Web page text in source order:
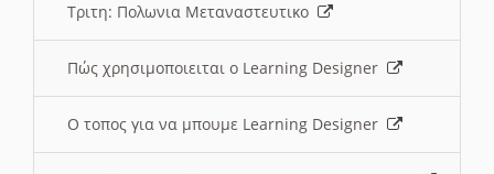
Τριτη: Πολωνια Μεταναστευτικο
Πώς χρησιμοποιειται ο Learning Designer
O τοπος για να μπουμε Learning Designer